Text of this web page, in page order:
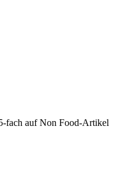
fach auf Non Food-Artikel